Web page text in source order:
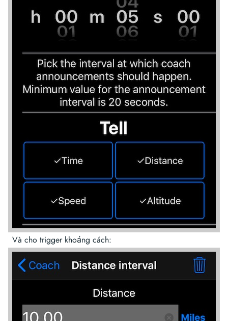
Và cho trigger khoảng cách: